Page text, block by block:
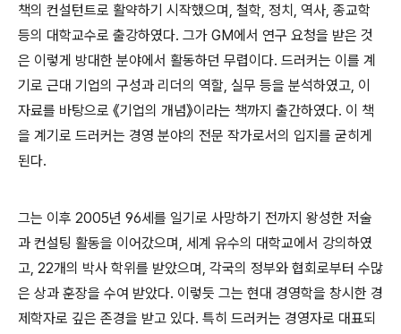
책의 컨설턴트로 활약하기 시작했으며, 철학, 정치 , 역사, 종교학
등의 대학교수로 출강하였다. 그가 GM에서 연구 요청을 받은 것
은 이렇게 방대한 분야에서 활동하던 무렵이다. 드러커는 이를 계
기로 근대 기업의 구성과 리더의 역할, 실무 등을 분석하였고, 이
자료를 바탕으로 《기업의 개념》이라는 책까지 출간하였다. 이 책
을 계기로 드러커는 경영 분야의 전문 작가로서의 입지를 굳히게
된다.
그는 이후 2005년 96세를 일기로 사망하기 전까지 왕성한 저술
과 컨설팅 활동을 이어갔으며, 세계 유수의 대학교에서 강의하였
고, 22개의 박사 학위를 받았으며, 각국의 정부와 협회로부터 수많
은 상과 훈장을 수여 받았다. 이렇듯 그는 현대 경영학을 창시한 경
제학자로 깊은 존경을 받고 있다. 특히 드러커는 경영자로 대표되